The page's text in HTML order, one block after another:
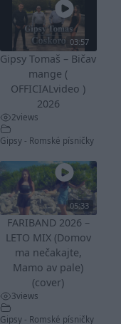
03:57
Gipsy Tomaš – Bičav
mange (
OFFICIALvideo )
2026
2views
Gipsy - Romské písničky
05:33
FARIBAND 2026 –
LETO MIX (Domov
ma nečakajte,
Mamo av pale)
(cover)
3views
Gipsy - Romské písničky